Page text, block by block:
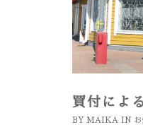
買付によ
BY MAIKA IN お